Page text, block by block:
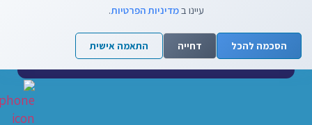
שליחה
עיינו במדיניות הפרטיות.
הסכמה להכל דחייה התאמה אישית